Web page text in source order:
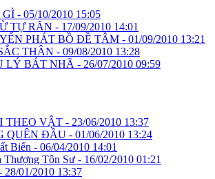
- 05/10/2010 15:05
TỰ RĂN - 17/09/2010 14:01
PHÁT BỒ ĐỀ TÂM - 01/09/2010 13:21
THÂN - 09/08/2010 13:28
LÝ BÁT NHÃ - 26/07/2010 09:59
THEO VẬT - 23/06/2010 13:37
QUÊN ĐẦU - 01/06/2010 13:24
Biến - 06/04/2010 14:01
Thượng Tôn Sư - 16/02/2010 01:21
28/01/2010 13:37